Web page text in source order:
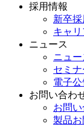
採用情報
新卒採
キャリ
ニュース
ニュー
セミナ
電子
お問い合わ
お問
製品